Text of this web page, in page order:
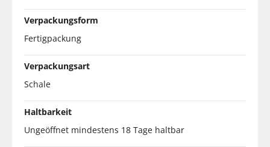
Verpackungsform
Fertigpackung
Verpackungsart
Schale
Haltbarkeit
Ungeöffnet mindestens 18 Tage haltbar